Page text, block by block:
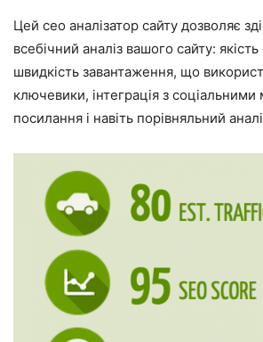
Цей сео аналізатор сайту дозволяє
всебічний аналіз вашого сайту: якість
швидкість завантаження, що
ключевики, інтеграція з
посилання і навіть порівняльний